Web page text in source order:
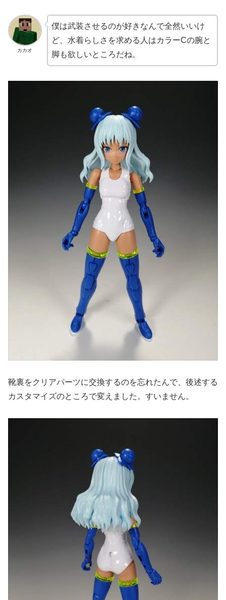
カカオ
僕は武装させるのが好きなんで全然いいけ
ど、水着らしさを求める人はカラーCの腕と
脚も欲しいところだね。
靴裏をクリアパーツに交換するのを忘れたんで、後述する
カスタマイズのところで変えました。すいません。